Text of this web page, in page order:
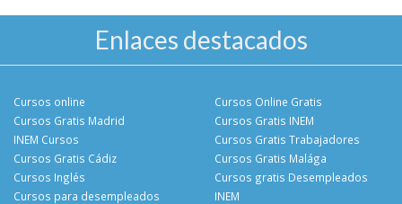
Enlaces destacados
Cursos online
Cursos Gratis Madrid
INEM Cursos
Cursos Gratis Cádiz
Cursos Online Gratis
Cursos Gratis INEM
Cursos Gratis Trabajadores
Cursos Gratis Malága
Cursos Inglés
Cursos para desempleados
Cursos gratis Desempleados
INEM